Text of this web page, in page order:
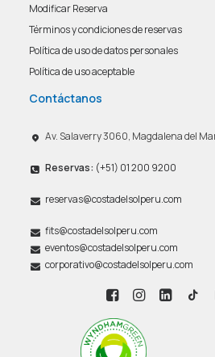
Modificar Reserva
Términos y condiciones de reservas
Política de uso de datos personales
Política de uso aceptable
Contáctanos
Av. Salaverry 3060, Magdalena del
Reservas: (+51) 01 200 9200
reservas@costadelsolperu.com
fits@costadelsolperu.com
eventos@costadelsolperu.com
corporativo@costadelsolperu.com